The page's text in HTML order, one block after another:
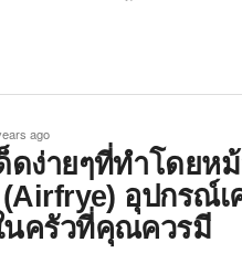
ago
ดง่ายๆที่ทำโดยห
อุปกรณ์เ
นครัวที่คุณควรมี